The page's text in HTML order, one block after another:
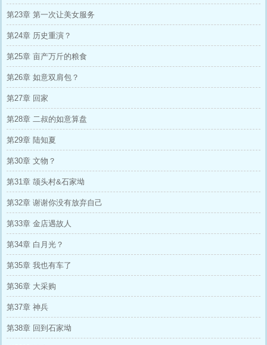
第23章 第一次让美女服务
第24章 历史重演？
第25章 亩产万斤的粮食
第26章 如意双肩包？
第27章 回家
第28章 二叔的如意算盘
第29章 陆知夏
第30章 文物？
第31章 颉头村&石家坳
第32章 谢谢你没有放弃自己
第33章 金店遇故人
第34章 白月光？
第35章 我也有车了
第36章 大采购
第37章 神兵
第38章 回到石家坳